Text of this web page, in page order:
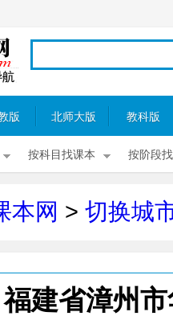
版 北师大版 教科版
按科目找课本 按阶段
本网 > 切换城
福建省漳州